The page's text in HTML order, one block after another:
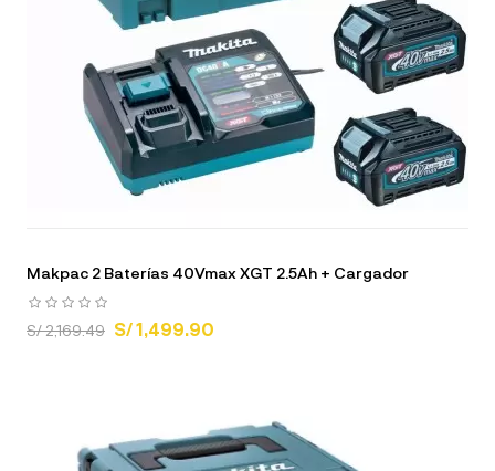
Makpac 2 Baterías 40Vmax XGT 2.5Ah + Cargador
S/ 2,169.49 S/ 1,499.90